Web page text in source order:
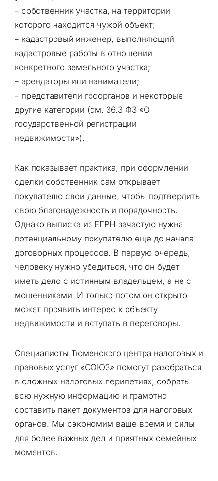
– собственник участка, на территории
которого находится чужой объект;
– кадастровый инженер, выполняющий
кадастровые работы в отношении
конкретного земельного участка;
– арендаторы или наниматели;
– представители госорганов и некоторые
другие категории (см. 36.3 ФЗ «О
государственной регистрации
недвижимости»).
Как показывает практика, при оформлении
сделки собственник сам открывает
покупателю свои данные, чтобы подтвердить
свою благонадежность и порядочность.
Однако выписка из ЕГРН зачастую нужна
потенциальному покупателю еще до начала
договорных процессов. В первую очередь,
человеку нужно убедиться, что он будет
иметь дело с истинным владельцем, а не с
мошенниками. И только потом он открыто
может проявить интерес к объекту
недвижимости и вступать в переговоры.
Специалисты Тюменского центра налоговых и
правовых услуг «СОЮЗ» помогут разобраться
в сложных налоговых перипетиях, собрать
всю нужную информацию и грамотно
составить пакет документов для налоговых
органов. Мы сэкономим ваше время и силы
для более важных дел и приятных семейных
моментов.